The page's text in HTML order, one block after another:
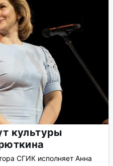
культуры
СГИК исполняет Анна